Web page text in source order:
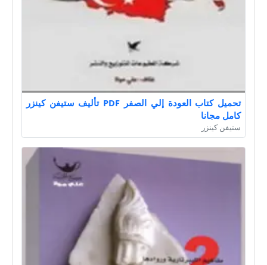
تحميل كتاب العودة إلي الصفر PDF تأليف ستيفن كينزر
كامل مجانا
ستيفن كينزر